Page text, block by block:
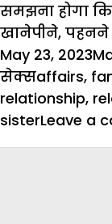
समझना होगा
खानेपीने,
Posted
on
May 23, 2023
सेक्सTags
affairs,
relationship,
sisterLeave a